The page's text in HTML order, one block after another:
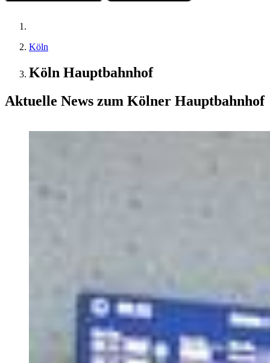
Köln
Köln Hauptbahnhof
Aktuelle News zum Kölner Hauptbahnhof